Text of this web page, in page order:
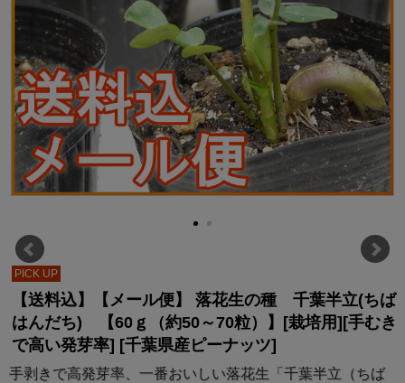
PICK UP
【送料込】【メール便】 落花生の種 千葉半立(ちば
はんだち) 【60ｇ（約50～70粒）】[栽培用][手むき
で高い発芽率] [千葉県産ピーナッツ]
手剥きで高発芽率、一番おいしい落花生「千葉半立（ちば